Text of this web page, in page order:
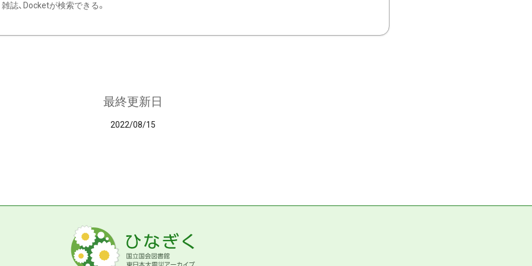
雑誌、Docketが検索できる。
最終更新日
2022/08/15